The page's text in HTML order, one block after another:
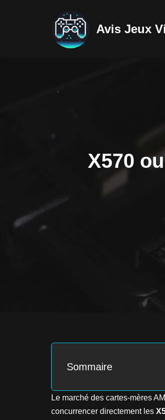
Avis Jeux
X570
Sommaire
Le marché des cartes-mères
concurrencer directement les